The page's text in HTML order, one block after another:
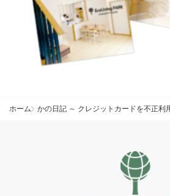
ホーム かの日記 ～ クレジットカードを不正利